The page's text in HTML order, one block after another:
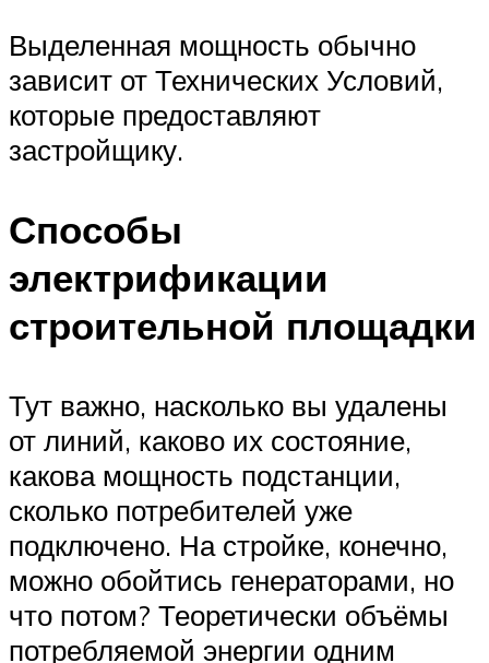
Выделенная мощность обычно
зависит от Технических Условий,
которые предоставляют
застройщику.
Способы
электрификации
строительной площадки
Тут важно, насколько вы удалены
от линий, каково их состояние,
какова мощность подстанции,
сколько потребителей уже
подключено. На стройке, конечно,
можно обойтись генераторами, но
что потом? Теоретически объёмы
потребляемой энергии одним